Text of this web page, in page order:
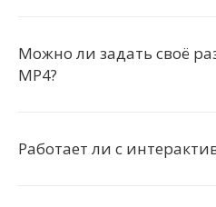
Можно ли задать своё
MP4?
Работает ли с